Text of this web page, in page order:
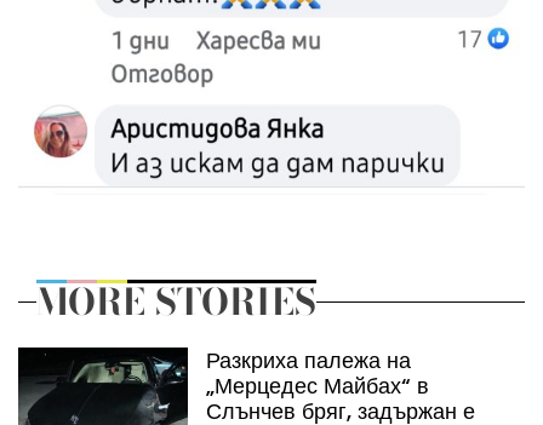
MORE STORIES
Разкриха палежа на
„Мерцедес Майбах“ в
Слънчев бряг, задържан е